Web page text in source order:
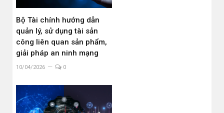
Bộ Tài chính hướng dẫn
quản lý, sử dụng tài sản
công liên quan sản phẩm,
giải pháp an ninh mạng
10/04/2026 0